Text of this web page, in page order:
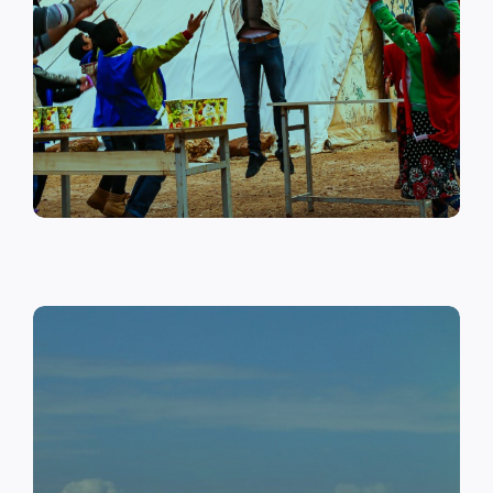
على أهمية حماية الطفل وإنشاء
مراكز لبناء القدرات والتوعية
الصحية والنفسية.
اقرأ المزيد